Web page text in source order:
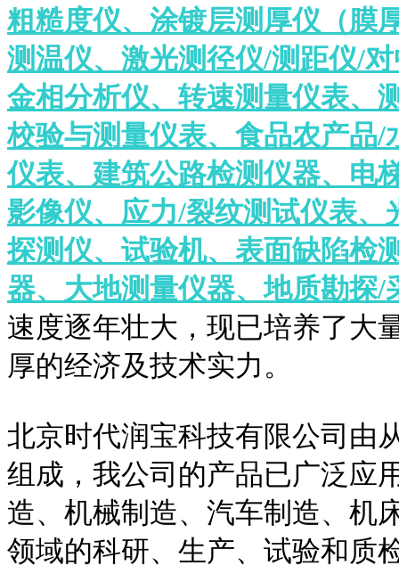
粗糙度仪、涂镀层测厚仪（膜
测温仪、激光测径仪/测距仪/
金相分析仪、转速测量仪表、
校验与测量仪表、食品农产品
仪表、建筑公路检测仪器、电
影像仪、应力/裂纹测试仪表
探测仪、试验机、表面缺陷检
器、大地测量仪器、地质勘探/
速度逐年壮大，现已培养了大
厚的经济及技术实力。
北京时代润宝科技有限公司由
组成，我公司的产品已广泛应
造、机械制造、汽车制造、机
领域的科研、生产、试验和质